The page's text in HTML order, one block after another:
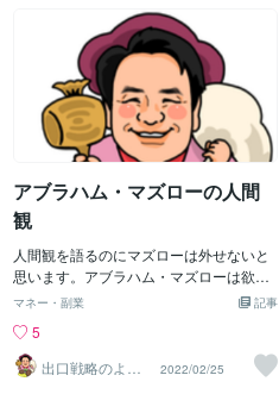
である」というような経営哲学をもって
いました。まさにこれが求められた時代
であったのです。この水道哲学のような
考え方によって日本は高度経済成長を遂
げ、先進国になることが出来たのです。
この頃はまさに作れば作るだけ売れた時
代です。しかし今はどうでしょう。どの
家庭にもテレビや冷蔵庫、洗濯機やエア
コン、車といったものは、当たり前にい
きわたっています。物質的に満たされた
世
の人は、お金を使えば幸福や成功に近づ
けると信じていますが、果たして本当に
そうでしょうか？今回は、マズローの欲
求階層説を元に、お金に頼らずに人生の
満足度を高める方法を考えてみたいと思
います。お金に頼らずに満たす方法を探
すことが重要私たちはしばしば、お金を
使えば物事が解決すると思い込んでいま
すが、実際にはお金がなくても満足度を
高める方法はたくさんあります。マズロ
ーの欲求階層説に基づいて、それぞれの
欲求をお金を使わずに満たす方法を探る
ことで、豊かで充実した人生を築くこと
が可能です。マズローの欲求階層説と
て簡単に説明しましょう。この理論は、
人間の欲求を段階的に説明したもので、5
段階から6段階にわたる欲求が存在しま
アブラハム・マズローの人間
観
人間観を語るのにマズローは外せないと
思います。アブラハム・マズローは欲求
段階説で有名ですね。しかし彼はもっと
マニスティック・サイコロジー）」の大
家だと言えます。ここに彼の人間観があ
ります。それは「人間は生まれながらに
記事
マネー・副業
5
出口戦略のよし
ろーさん
2022/02/25